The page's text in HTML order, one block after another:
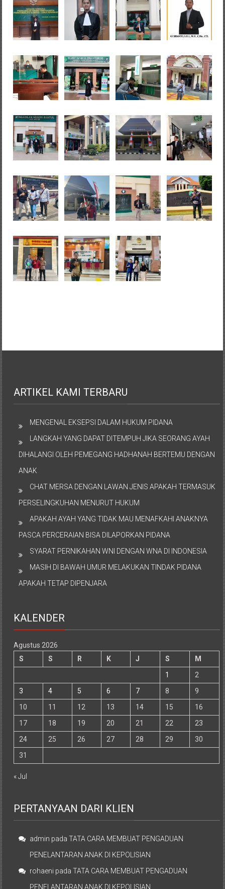
ARTIKEL KAMI TERBARU
MENGENAL EKSEPSI DALAM HUKUM PIDANA
LANGKAH YANG DAPAT DITEMPUH JIKA SEORANG AYAH
DIHALANGI OLEH PEMEGANG HADHANAH BERTEMU DENGAN
ANAK
CHAT MERSA DENGAN LAWAN JENIS APAKAH TERMASUK
PERSELINGKUHAN MENURUT HUKUM
APAKAH AYAH YANG TIDAK MAU MENAFKAHI ANAKNYA
PASCA PERCERAIAN BISA DILAPORKAN PIDANA
SYARAT PERNIKAHAN WNI DENGAN WNA DI INDONESIA
MASIH DI BAWAH UMUR MELAKUKAN TINDAK PIDANA
APAKAH TETAP DIPENJARA
KALENDER
Agustus 2026
S
S R K J S
M
1
2
3
4 5 6 7 8
9
10
11 12 13 14 15
16
17
18 19 20 21 22
23
24
25 26 27 28 29
30
31
« Jul
PERTANYAAN DARI KLIEN
admin padaTATA CARA MEMBUAT PENGADUAN
PENELANTARAN ANAK DI KEPOLISIAN
rohaeni padaTATA CARA MEMBUAT PENGADUAN
PENELANTARAN ANAK DI KEPOLISIAN